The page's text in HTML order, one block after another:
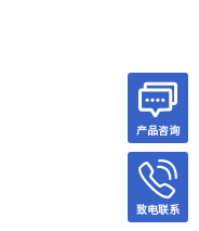
产品咨询
致电联系